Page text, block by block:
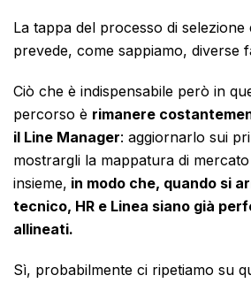
La tappa del processo di selezione
prevede, come sappiamo, diverse
Ciò che è indispensabile però in
percorso è rimanere
il Line Manager: aggiornarlo sui
mostrargli la mappatura di
insieme, in modo che, quando si
tecnico, HR e Linea siano già
allineati.
Sì, probabilmente ci ripetiamo su